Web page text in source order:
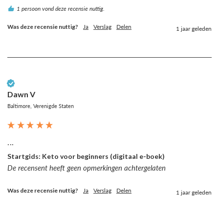
1 persoon vond deze recensie nuttig.
Was deze recensie nuttig? Ja Verslag Delen 1 jaar geleden
Dawn V
Baltimore, Verenigde Staten
...
Startgids: Keto voor beginners (digitaal e-boek)
De recensent heeft geen opmerkingen achtergelaten
Was deze recensie nuttig? Ja Verslag Delen 1 jaar geleden